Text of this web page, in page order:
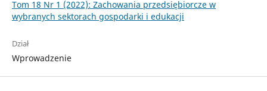
Tom 18 Nr 1 (2022): Zachowania przedsiębiorcze w
wybranych sektorach gospodarki i edukacji
Dział
Wprowadzenie